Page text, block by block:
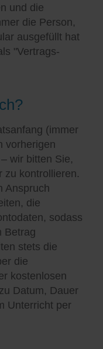
und die
die Person,
ausgefüllt hat
"Vertrags-
(immer
vorherigen
wir bitten Sie,
zu kontrollieren.
Anspruch
die
sodass
Betrag
stets die
die
kostenlosen
Datum, Dauer
Unterricht per